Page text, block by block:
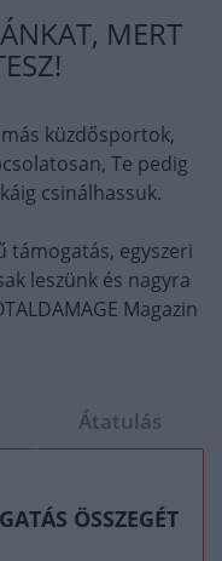
MERT
küzdősportok,
Te pedig
csinálhassuk.
támogatás, egyszeri
leszünk és nagyra
Magazin
Átatulás
ÖSSZEGÉT